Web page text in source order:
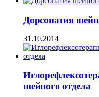
Дорсопатия
31.10.2014
шейного отдела